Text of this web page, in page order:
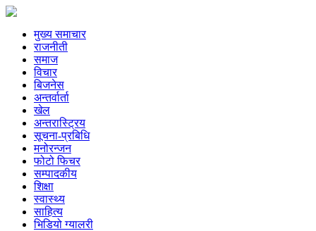
मुख्य समाचार
राजनीती
समाज
विचार
बिजनेस
अन्तर्वार्ता
खेल
अन्तरास्ट्रिय
सूचना-प्रबिधि
मनोरन्जन
फोटो फिचर
सम्पादकीय
शिक्षा
स्वास्थ्य
साहित्य
भिडियो ग्यालरी